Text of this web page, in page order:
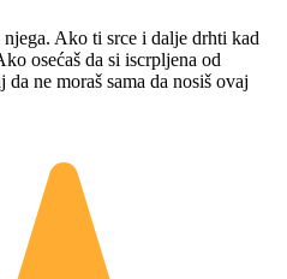
Ako ti srce i dalje drhti kad
osećaš da si iscrpljena od
ne moraš sama da nosiš ovaj